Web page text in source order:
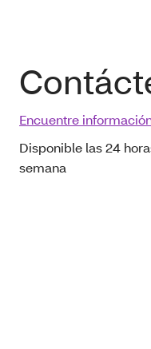
Encuentre
Disponible las 24
semana